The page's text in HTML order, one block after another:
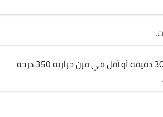
اخرجي اللفافات من المقلاة وضعيها في صينية وتخبز لمدة 30 دقيقة أو أقل في فرن حرارته 350 درجة